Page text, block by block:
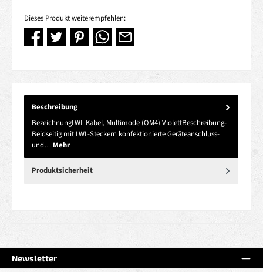
Dieses Produkt weiterempfehlen:
Beschreibung
BezeichnungLWL Kabel, Multimode (OM4) ViolettBeschreibung-
Beidseitig mit LWL-Steckern konfektionierte Geräteanschluss-
und… Mehr
Produktsicherheit
Newsletter